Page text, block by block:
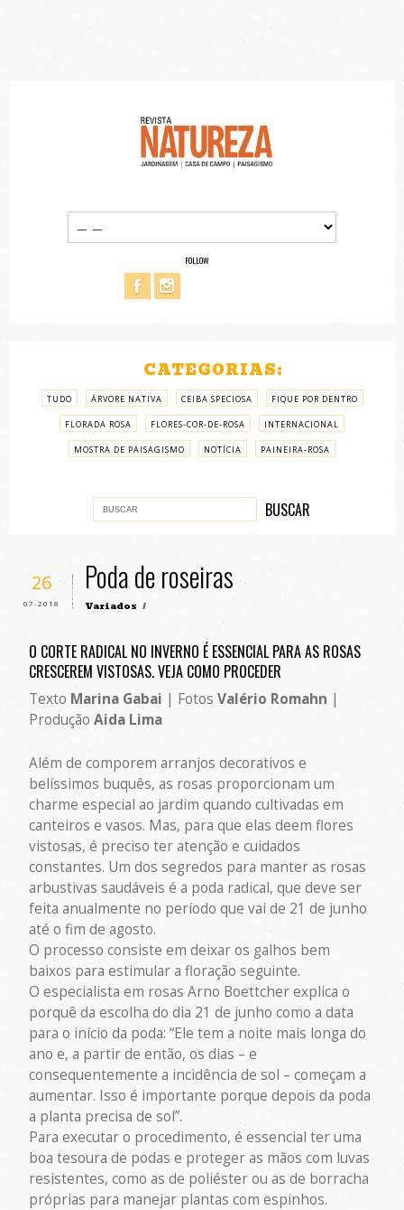
FOLLOW
CATEGORIAS:
TUDO ÁRVORE NATIVA CEIBA SPECIOSA FIQUE POR DENTRO
FLORADA ROSA FLORES-COR-DE-ROSA INTERNACIONAL
MOSTRA DE PAISAGISMO NOTÍCIA PAINEIRA-ROSA
26
07-2018
Poda de roseiras
Variados /
O CORTE RADICAL NO INVERNO É ESSENCIAL PARA AS ROSAS
CRESCEREM VISTOSAS. VEJA COMO PROCEDER
Texto Marina Gabai | FotosValério Romahn |
ProduçãoAida Lima
Além de comporem arranjos decorativos e
belíssimos buquês, as rosas proporcionam um
charme especial ao jardim quando cultivadas em
canteiros e vasos. Mas, para que elas deem flores
vistosas, é preciso ter atenção e cuidados
constantes. Um dos segredos para manter as rosas
arbustivas saudáveis é a poda radical, que deve ser
feita anualmente no período que vai de 21 de junho
até o fim de agosto.
O processo consiste em deixar os galhos bem
baixos para estimular a floração seguinte.
O especialista em rosas Arno Boettcher explica o
porquê da escolha do dia 21 de junho como a data
para o início da poda: “Ele tem a noite mais longa do
ano e, a partir de então, os dias – e
consequentemente a incidência de sol – começam a
aumentar. Isso é importante porque depois da poda
a planta precisa de sol”.
Para executar o procedimento, é essencial ter uma
boa tesoura de podas e proteger as mãos com luvas
resistentes, como as de poliéster ou as de borracha
próprias para manejar plantas com espinhos.